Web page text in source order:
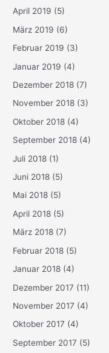
April 2019 (5)
März 2019 (6)
Februar 2019 (3)
Januar 2019 (4)
Dezember 2018 (7)
November 2018 (3)
Oktober 2018 (4)
September 2018 (4)
Juli 2018 (1)
Juni 2018 (5)
Mai 2018 (5)
April 2018 (5)
März 2018 (7)
Februar 2018 (5)
Januar 2018 (4)
Dezember 2017 (11)
November 2017 (4)
Oktober 2017 (4)
September 2017 (5)